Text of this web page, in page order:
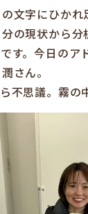
文字にひか
の現状から分
す。今日の
さん。
不思議。霧の